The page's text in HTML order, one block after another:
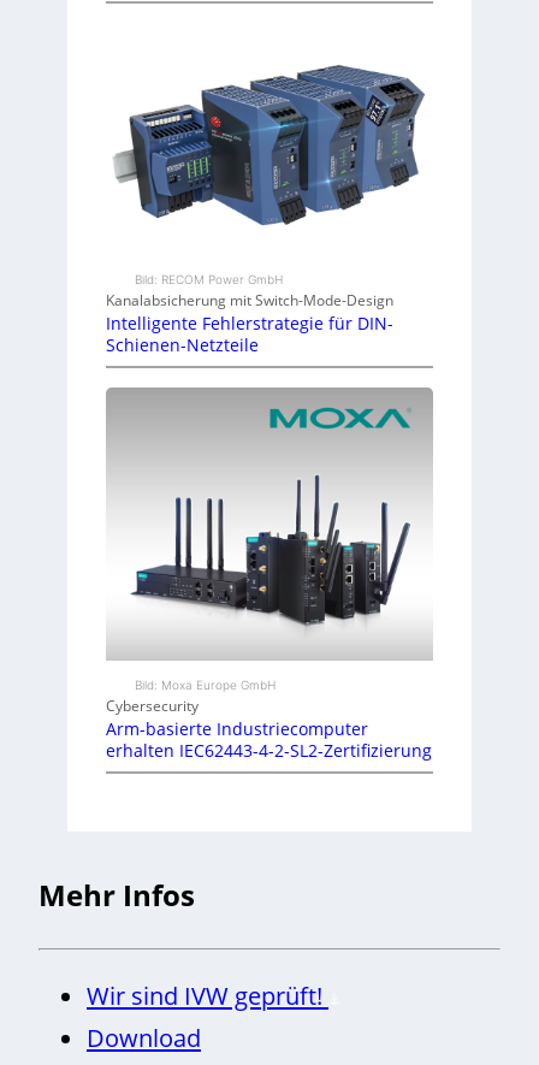
Bild: RECOM Power GmbH
Kanalabsicherung mit Switch-Mode-Design
Intelligente Fehlerstrategie für DIN-
Schienen-Netzteile
Bild: Moxa Europe GmbH
Cybersecurity
Arm-basierte Industriecomputer
erhalten IEC62443-4-2-SL2-Zertifizierung
Mehr Infos
Wir sind IVW geprüft!
Download